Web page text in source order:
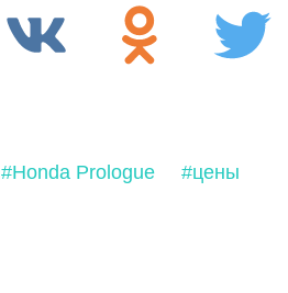
#Honda Prologue #цены